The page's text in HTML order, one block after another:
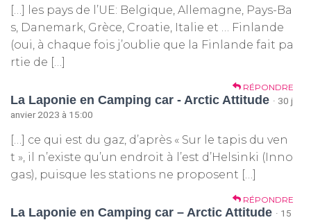
[…] les pays de l’UE: Belgique, Allemagne, Pays-Ba
s, Danemark, Grèce, Croatie, Italie et … Finlande
(oui, à chaque fois j’oublie que la Finlande fait pa
rtie de […]
RÉPONDRE
La Laponie en Camping car - Arctic Attitude · 30 j
anvier 2023 à 15:00
[…] ce qui est du gaz, d’après « Sur le tapis du ven
t », il n’existe qu’un endroit à l’est d’Helsinki (Inno
gas), puisque les stations ne proposent […]
RÉPONDRE
La Laponie en Camping car – Arctic Attitude · 15